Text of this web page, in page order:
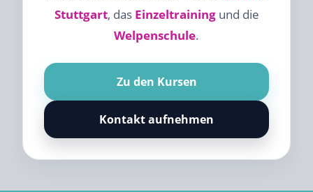
Stuttgart, das Einzeltrainingund die
Welpenschule.
Zu den Kursen
Kontakt aufnehmen